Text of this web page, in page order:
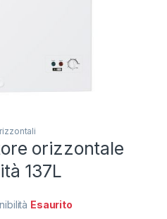
orizzontale
137L
Esaurito